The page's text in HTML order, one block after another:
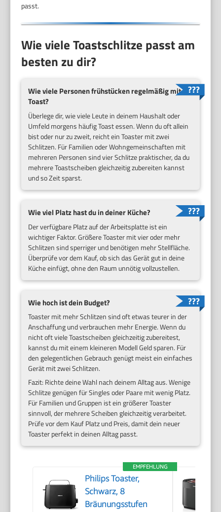
passt.
Wie viele Toastschlitze passt am
besten zu dir?
Wie viele Personen frühstücken regelmäßig mit
Toast?
Überlege dir, wie viele Leute in deinem Haushalt oder
Umfeld morgens häufig Toast essen. Wenn du oft allein
bist oder nur zu zweit, reicht ein Toaster mit zwei
Schlitzen. Für Familien oder Wohngemeinschaften mit
mehreren Personen sind vier Schlitze praktischer, da du
mehrere Toastscheiben gleichzeitig zubereiten kannst
und so Zeit sparst.
Wie viel Platz hast du in deiner Küche?
Der verfügbare Platz auf der Arbeitsplatte ist ein
wichtiger Faktor. Größere Toaster mit vier oder mehr
Schlitzen sind sperriger und benötigen mehr Stellfläche.
Überprüfe vor dem Kauf, ob sich das Gerät gut in deine
Küche einfügt, ohne den Raum unnötig vollzustellen.
Wie hoch ist dein Budget?
Toaster mit mehr Schlitzen sind oft etwas teurer in der
Anschaffung und verbrauchen mehr Energie. Wenn du
nicht oft viele Toastscheiben gleichzeitig zubereitest,
kannst du mit einem kleineren Modell Geld sparen. Für
den gelegentlichen Gebrauch genügt meist ein einfaches
Gerät mit zwei Schlitzen.
Fazit: Richte deine Wahl nach deinem Alltag aus. Wenige
Schlitze genügen für Singles oder Paare mit wenig Platz.
Für Familien und Gruppen ist ein größerer Toaster
sinnvoll, der mehrere Scheiben gleichzeitig verarbeitet.
Prüfe vor dem Kauf Platz und Preis, damit dein neuer
Toaster perfekt in deinen Alltag passt.
EMPFEHLUNG
Philips Toaster,
Schwarz, 8
Bräunungsstufen